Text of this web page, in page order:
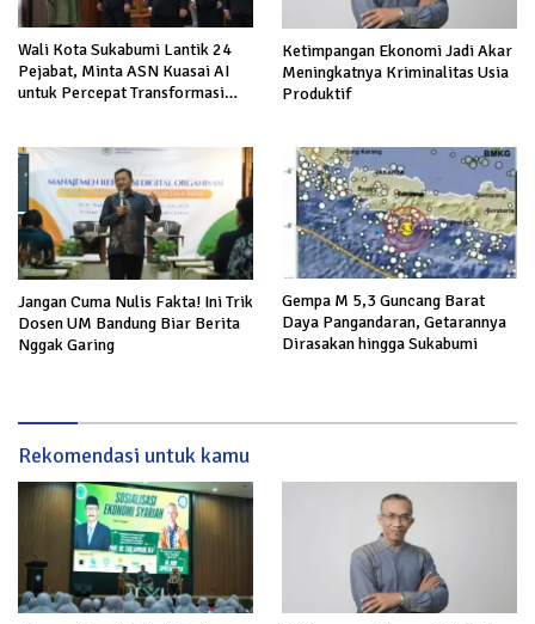
Wali Kota Sukabumi Lantik 24
Pejabat, Minta ASN Kuasai AI
untuk Percepat Transformasi
Ketimpangan Ekonomi Jadi Akar
Meningkatnya Kriminalitas Usia
Produktif
Jangan Cuma Nulis Fakta! Ini Trik
Dosen UM Bandung Biar Berita
Nggak Garing
Gempa M 5,3 Guncang Barat
Daya Pangandaran, Getarannya
Dirasakan hingga Sukabumi
Rekomendasi untuk kamu